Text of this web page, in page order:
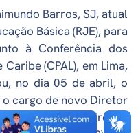
Barros, SJ, atual
Básica (RJE), para
à Conferência dos
(CPAL), em Lima,
no dia 05 de abril, o
o cargo de novo Diretor
ocupa a Direção